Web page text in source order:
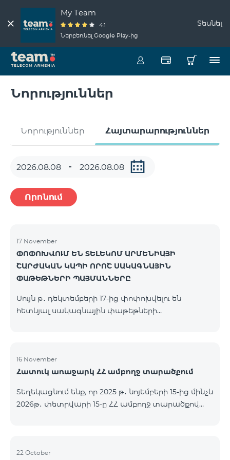
My Team
4.1
Ներբեռնել Google Play-ից
Տեսնել
Նորություններ
Նորություններ Հայտարարություններ
Որոնում
17 November
ՓՈՓՈԽՎՈՒՄ ԵՆ ՏԵԼԵԿՈՄ ԱՐՄԵՆԻԱՅԻ
ՇԱՐԺԱԿԱՆ ԿԱՊԻ ՈՐՈՇ ՍԱԿԱԳՆԱՅԻՆ
ՓԱԹԵԹՆԵՐԻ ՊԱՅՄԱՆՆԵՐԸ
Սույն թ․ դեկտեմբերի 17-ից փոփոխվելու են
հետևյալ սակագնային փաթեթների
նախկին 2000 դրամի փոխարեն։ Բաժանորդները
կստանան 600 րոպե դեպի ՀՀ բոլոր ցանցեր, ԱՄՆ,
փոխարեն և 14 ԳԲ ինտերնետ` նախկին 7 ԳԲ-ի
փոխարեն։ Կանխավճարային «Be Free 3000»
16 November
Հատուկ առաջարկ ՀՀ ամբողջ տարածքում
Տեղեկացնում ենք, որ 2025 թ․ նոյեմբերի 15-ից մինչև
2026թ․ փետրվարի 15-ը ՀՀ ամբողջ տարածքով
9900 մարզային և ԿՈՄԲՈ 4 9900 փաթեթները`
22 October